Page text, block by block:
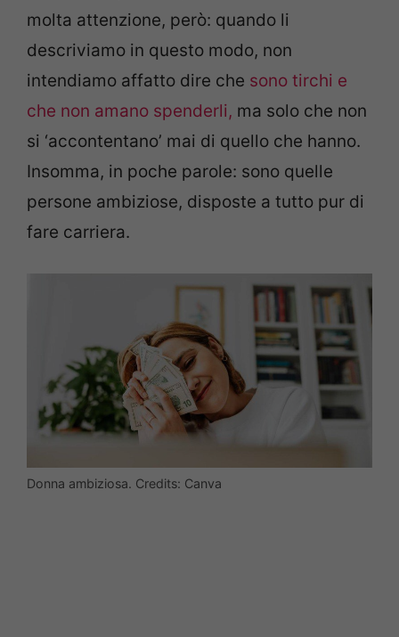
molta attenzione, però: quando li
descriviamo in questo modo, non
intendiamo affatto dire che sono tirchi e
che non amano spenderli, ma solo che non
si ‘accontentano’ mai di quello che hanno.
Insomma, in poche parole: sono quelle
persone ambiziose, disposte a tutto pur di
fare carriera.
Donna ambiziosa. Credits: Canva